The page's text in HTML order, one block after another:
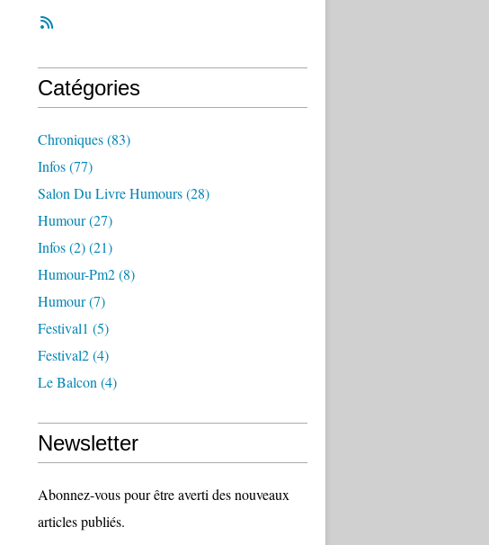
Catégories
Chroniques(83)
Infos(77)
Salon Du Livre Humours(28)
Humour(27)
Infos (2)(21)
Humour-Pm2(8)
Humour(7)
Festival1 (5)
Festival2(4)
Le Balcon (4)
Newsletter
Abonnez-vous pour être averti des nouveaux
articles publiés.